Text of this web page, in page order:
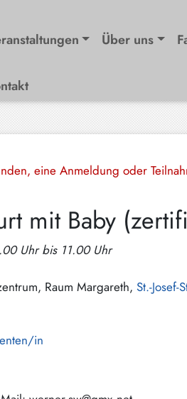
Über uns
eine Anmeldung oder
mit Baby
Uhr bis 11.00 Uhr
Raum Margareth, St.-
in